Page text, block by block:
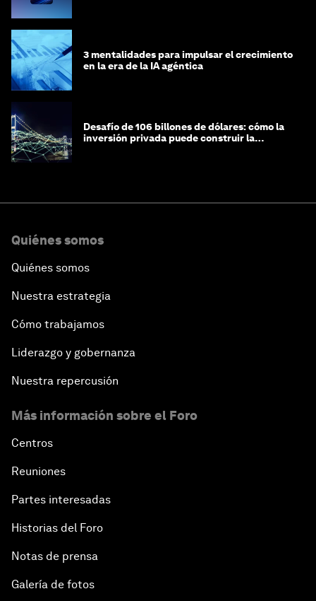
3 mentalidades para impulsar el crecimiento
en la era de la IA agéntica
Desafío de 106 billones de dólares: cómo la
inversión privada puede construir la
Quiénes somos
Quiénes somos
Nuestra estrategia
Cómo trabajamos
Liderazgo y gobernanza
Nuestra repercusión
Más información sobre el Foro
Centros
Reuniones
Partes interesadas
Historias del Foro
Notas de prensa
Galería de fotos